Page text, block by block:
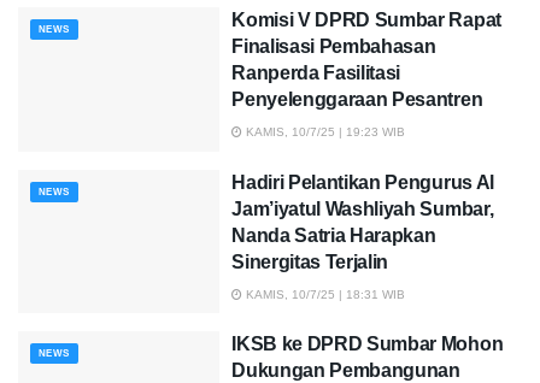
NEWS
Komisi V DPRD Sumbar Rapat
Finalisasi Pembahasan
Ranperda Fasilitasi
Penyelenggaraan Pesantren
KAMIS, 10/7/25 | 19:23 WIB
NEWS
Hadiri Pelantikan Pengurus Al
Jam’iyatul Washliyah Sumbar,
Nanda Satria Harapkan
Sinergitas Terjalin
KAMIS, 10/7/25 | 18:31 WIB
NEWS
IKSB ke DPRD Sumbar Mohon
Dukungan Pembangunan